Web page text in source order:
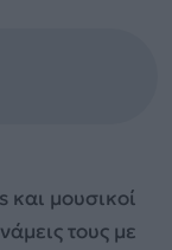
μουσικοί
τους με